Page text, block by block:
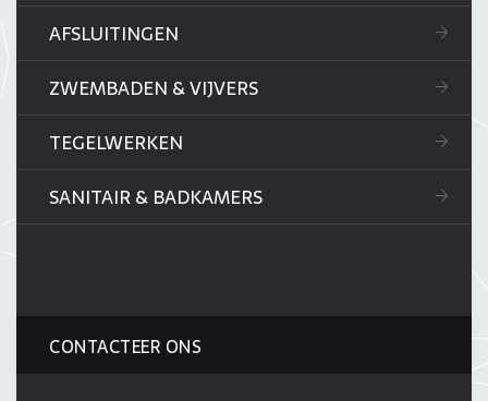
AFSLUITINGEN
ZWEMBADEN & VIJVERS
TEGELWERKEN
SANITAIR & BADKAMERS
CONTACTEER ONS